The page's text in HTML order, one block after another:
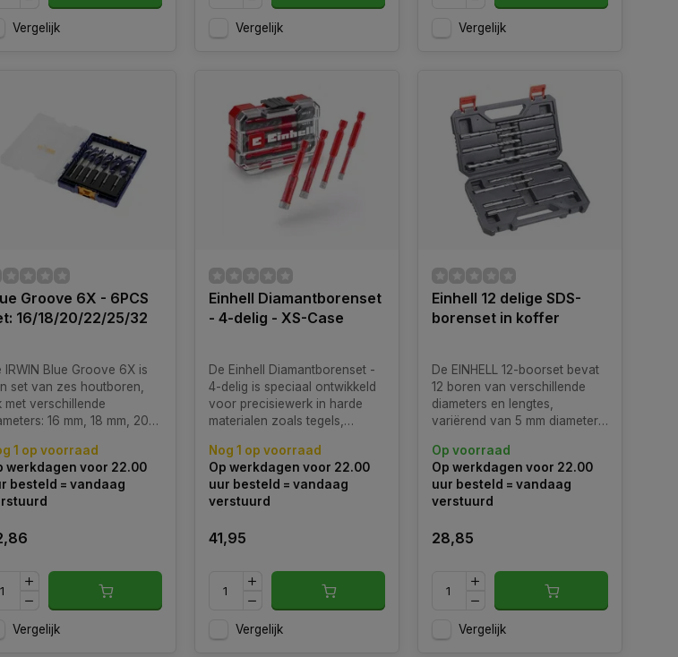
Vergelijk Vergelijk Vergelijk
Groove 6X - 6PCS
16/18/20/22/25/32
IRWIN Blue Groove 6X is
set van zes houtboren,
met verschillende
16 mm, 18 mm, 20
set is ontworpen voor
en efficiënt boren in hout
biedt verbeterde prestaties
duurzaamheid.
1 op voorraad
werkdagen voor 22.00
besteld = vandaag
Vergelijk
Einhell Diamantborenset
- 4-delig - XS-Case
De Einhell Diamantborenset -
4-delig is speciaal ontwikkeld
voor precisiewerk in harde
materialen zoals tegels,
Nog 1 op voorraad
Op werkdagen voor 22.00
uur besteld = vandaag
verstuurd
41,95
Vergelijk
Einhell 12 delige SDS-
borenset in koffer
De EINHELL 12-boorset bevat
12 boren van verschillende
diameters en lengtes,
variërend van 5 mm diameter
Op voorraad
Op werkdagen voor 22.00
uur besteld = vandaag
verstuurd
28,85
Vergelijk